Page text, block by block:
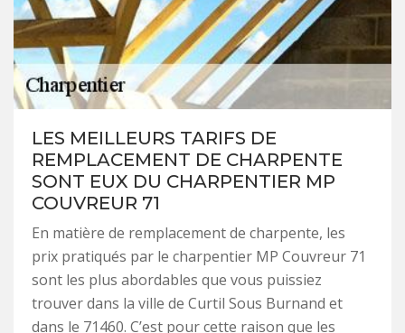
LES MEILLEURS TARIFS DE
REMPLACEMENT DE CHARPENTE
SONT EUX DU CHARPENTIER MP
COUVREUR 71
En matière de remplacement de charpente, les
prix pratiqués par le charpentier MP Couvreur 71
sont les plus abordables que vous puissiez
trouver dans la ville de Curtil Sous Burnand et
dans le 71460. C’est pour cette raison que les